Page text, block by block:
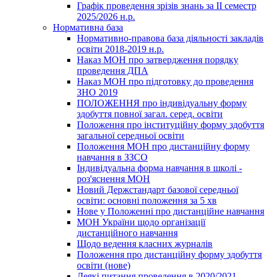
Графік проведення зрізів знань за ІІ семестр
2025/2026 н.р.
Нормативна база
Нормативно-правова база діяльності закладів
освіти 2018-2019 н.р.
Наказ МОН про затвердження порядку
проведення ДПА
Наказ МОН про підготовку до проведення
ЗНО 2019
ПОЛОЖЕННЯ про індивідуальну форму
здобуття повної загал. серед. освіти
Положення про інституційну форму здобуття
загальної середньої освіти
Положення МОН про дистанційну форму
навчання в ЗЗСО
Індивідуальна форма навчання в школі -
роз'яснення МОН
Новий Держстандарт базової середньої
освіти: основні положення за 5 хв
Нове у Положенні про дистанційне навчання
МОН України щодо організації
дистанційного навчання
Щодо ведення класних журналів
Положення про дистанційну форму здобуття
освіти (нове)